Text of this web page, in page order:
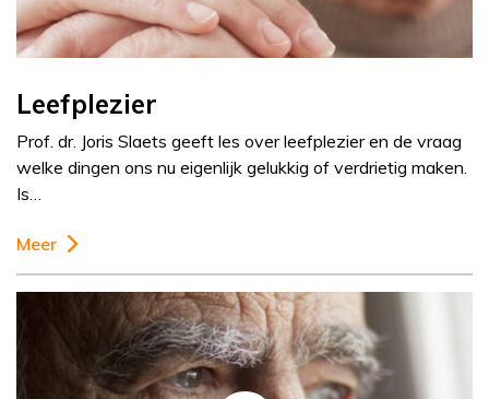
Leefplezier
Prof. dr. Joris Slaets geeft les over leefplezier en de vraag
welke dingen ons nu eigenlijk gelukkig of verdrietig maken.
Is…
Meer